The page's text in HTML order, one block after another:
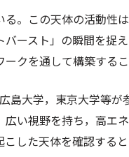
。この天体の活動性
ースト」の瞬間を捉
クを通して構築するこ
島大学，東京大学等
い視野を持ち，高エ
した天体を確認する